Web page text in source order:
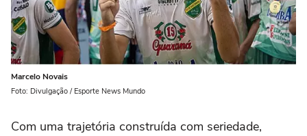
Marcelo Novais
Foto: Divulgação / Esporte News Mundo
Com uma trajetória construída com seriedade,